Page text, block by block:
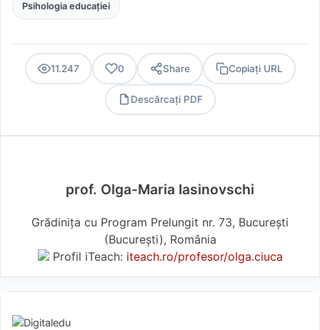
Psihologia educației
11.247 0 Share Copiați URL
Descărcați PDF
prof. Olga-Maria Iasinovschi
Grădinița cu Program Prelungit nr. 73, București
(Bucureşti), România
Profil iTeach: iteach.ro/profesor/olga.ciuca